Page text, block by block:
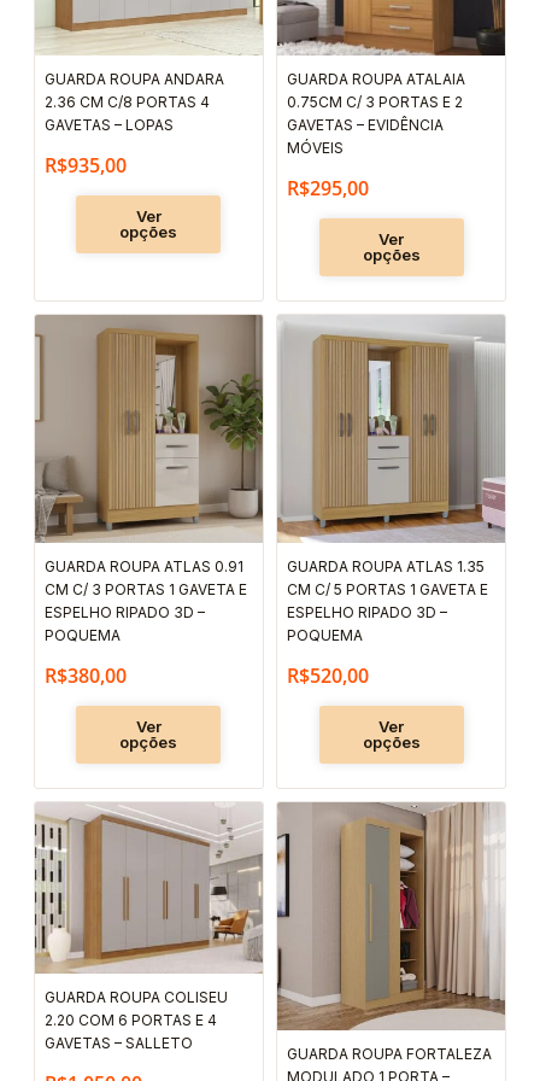
GUARDA ROUPA ANDARA
2.36 CM C/8 PORTAS 4
GAVETAS – LOPAS
R$935,00
Ver
opções
opções
podem
ser
escolhidas
produto
GUARDA ROUPA ATALAIA
0.75CM C/ 3 PORTAS E 2
GAVETAS – EVIDÊNCIA
MÓVEIS
R$295,00
Ver
opções
opções
podem
ser
do
GUARDA ROUPA ATLAS 0.91
CM C/ 3 PORTAS 1 GAVETA E
ESPELHO RIPADO 3D –
POQUEMA
R$380,00
Ver
opções
tem
várias
variantes.
As
opções
podem
ser
escolhidas
do
GUARDA ROUPA ATLAS 1.35
CM C/ 5 PORTAS 1 GAVETA E
ESPELHO RIPADO 3D –
POQUEMA
R$520,00
Ver
opções
produto
opções
podem
ser
do
GUARDA ROUPA COLISEU
2.20 COM 6 PORTAS E 4
GAVETAS – SALLETO
Este
produto
tem
várias
variantes.
As
opções
GUARDA ROUPA FORTALEZA
MODULADO 1 PORTA –
Este
produto
tem
várias
variantes.
As
opções
podem